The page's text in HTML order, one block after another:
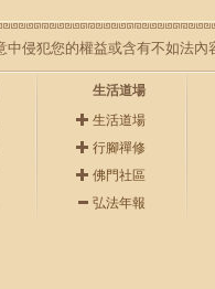
侵犯您的權益或含有不如法內
生活道場
生活道場
行腳禪修
佛門社區
弘法年報